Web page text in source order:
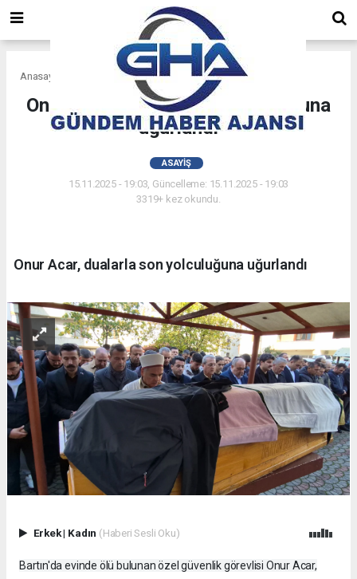
Anasayfa
Onur Acar, dualarla son yolculuğuna
uğurlandı
ASAYIŞ
15.11.2025 - 19:03, Güncelleme: 15.11.2025 - 19:03
3319+ kez okundu.
Onur Acar, dualarla son yolculuğuna uğurlandı
Erkek| Kadın (Haberi Sesli Oku)
Bartın'da evinde ölü bulunan özel güvenlik görevlisi Onur Acar,